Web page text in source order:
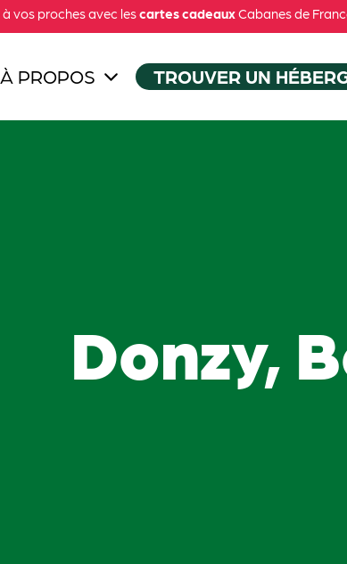
à vos proches avec lescartes cadeauxCabanes de
À PROPOS TROUVER UN
Donzy,